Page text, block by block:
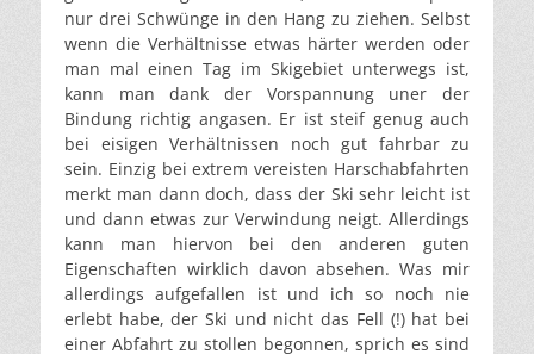
nur drei Schwünge in den Hang zu ziehen. Selbst
wenn die Verhältnisse etwas härter werden oder
man mal einen Tag im Skigebiet unterwegs ist,
kann man dank der Vorspannung uner der
Bindung richtig angasen. Er ist steif genug auch
bei eisigen Verhältnissen noch gut fahrbar zu
sein. Einzig bei extrem vereisten Harschabfahrten
merkt man dann doch, dass der Ski sehr leicht ist
und dann etwas zur Verwindung neigt. Allerdings
kann man hiervon bei den anderen guten
Eigenschaften wirklich davon absehen. Was mir
allerdings aufgefallen ist und ich so noch nie
erlebt habe, der Ski und nicht das Fell (!) hat bei
einer Abfahrt zu stollen begonnen, sprich es sind